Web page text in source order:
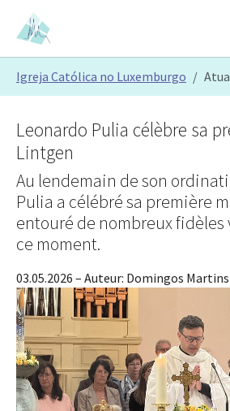
Skip to main content
Skip to page footer
Igreja Católica no Luxemburgo
Leonardo Pulia célèbre sa
Lintgen
Au lendemain de son
Pulia a célébré sa première
entouré de nombreux fidèles
ce moment.
03.05.2026 – Auteur: Domingos Martins